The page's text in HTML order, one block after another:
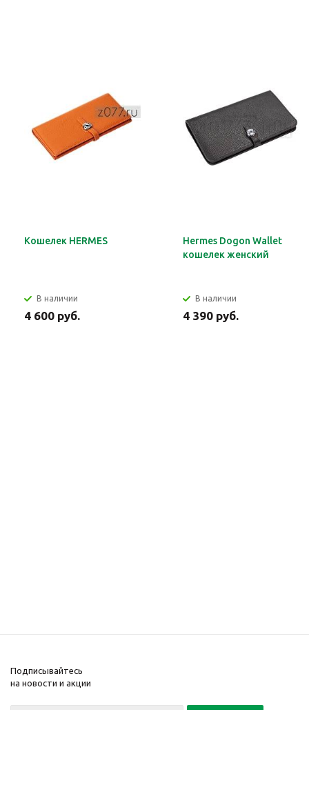
Кошелек HERMES
В наличии
4 600 руб.
Hermes Dogon Wallet
кошелек женский
В наличии
4 390 руб.
Подписывайтесь
на новости и акции